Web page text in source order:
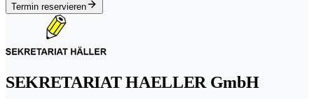
Termin reservieren
SEKRETARIAT HAELLER GmbH